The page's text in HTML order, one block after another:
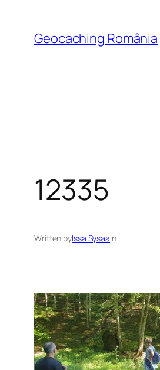
content
Geocaching România
12335
Written byIssa Sysaain